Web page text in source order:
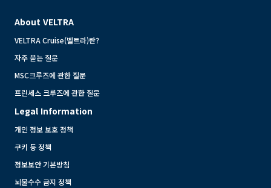
About VELTRA
VELTRA Cruise(벨트라)란?
자주 묻는 질문
MSC크루즈에 관한 질문
프린세스 크루즈에 관한 질문
Legal Information
개인 정보 보호 정책
쿠키 등 정책
정보보안 기본방침
뇌물수수 금지 정책